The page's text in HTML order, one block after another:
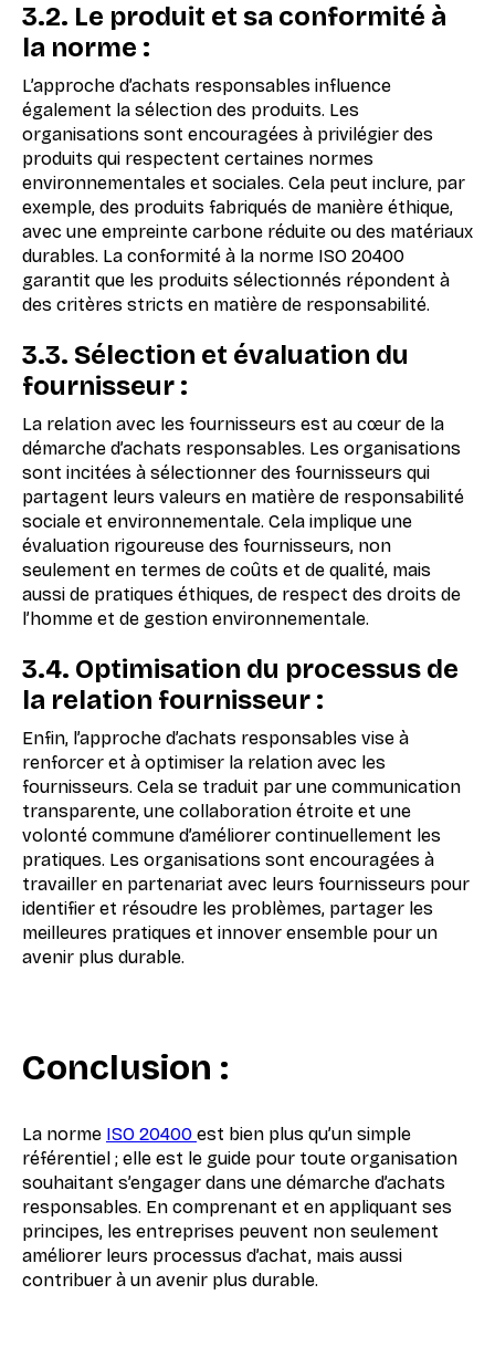
3.2. Le produit et sa conformité à
la norme :
L’approche d’achats responsables influence
également la sélection des produits. Les
organisations sont encouragées à privilégier des
produits qui respectent certaines normes
environnementales et sociales. Cela peut inclure, par
exemple, des produits fabriqués de manière éthique,
avec une empreinte carbone réduite ou des matériaux
durables. La conformité à la norme ISO 20400
garantit que les produits sélectionnés répondent à
des critères stricts en matière de responsabilité.
3.3. Sélection et évaluation du
fournisseur :
La relation avec les fournisseurs est au cœur de la
démarche d’achats responsables. Les organisations
sont incitées à sélectionner des fournisseurs qui
partagent leurs valeurs en matière de responsabilité
sociale et environnementale. Cela implique une
évaluation rigoureuse des fournisseurs, non
seulement en termes de coûts et de qualité, mais
aussi de pratiques éthiques, de respect des droits de
l’homme et de gestion environnementale.
3.4. Optimisation du processus de
la relation fournisseur :
Enfin, l’approche d’achats responsables vise à
renforcer et à optimiser la relation avec les
fournisseurs. Cela se traduit par une communication
transparente, une collaboration étroite et une
volonté commune d’améliorer continuellement les
pratiques. Les organisations sont encouragées à
travailler en partenariat avec leurs fournisseurs pour
identifier et résoudre les problèmes, partager les
meilleures pratiques et innover ensemble pour un
avenir plus durable.
Conclusion :
La norme ISO 20400 est bien plus qu’un simple
référentiel ; elle est le guide pour toute organisation
souhaitant s’engager dans une démarche d’achats
responsables. En comprenant et en appliquant ses
principes, les entreprises peuvent non seulement
améliorer leurs processus d’achat, mais aussi
contribuer à un avenir plus durable.